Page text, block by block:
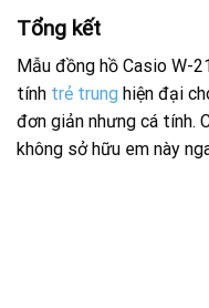
Tổng kết
Mẫu đồng hồ Casio W-
tính trẻ trung hiện đại
đơn giản nhưng cá tính.
không sở hữu em này